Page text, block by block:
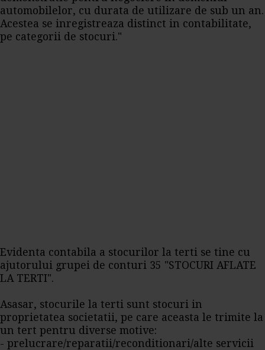
automobilelor, cu durata de utilizare de sub un an.
Acestea se inregistreaza distinct in contabilitate,
pe categorii de stocuri."
Evidenta contabila a stocurilor la terti se tine cu
ajutorului grupei de conturi 35 "STOCURI AFLATE
LA TERTI".
Asasar, stocurile la terti sunt stocuri in
proprietatea societatii, pe care aceasta le trimite la
un tert pentru diverse motive:
- prelucrare/reparatii/reconditionari/alte servicii